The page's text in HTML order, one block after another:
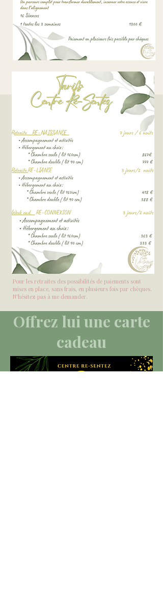
Pour les retraites des possibilités de paiements sont
mises en place, sans frais, en plusieurs fois par chèques.
N'hésitez pas à me demander.
Offrez lui une carte
cadeau